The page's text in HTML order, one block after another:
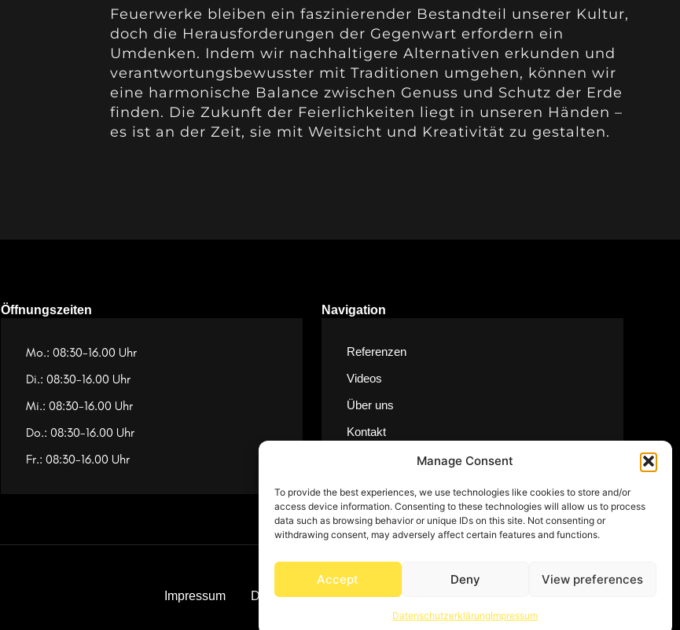
Manage Consent
To provide the best experiences, we use technologies like cookies to store and/or
access device information. Consenting to these technologies will allow us to process
data such as browsing behavior or unique IDs on this site. Not consenting or
withdrawing consent, may adversely affect certain features and functions.
Accept Deny View preferences
DatenschutzerklärungImpressum
Feuerwerke bleiben ein faszinierender Bestandteil unserer Kultur,
doch die Herausforderungen der Gegenwart erfordern ein
Umdenken. Indem wir nachhaltigere Alternativen erkunden und
verantwortungsbewusster mit Traditionen umgehen, können wir
eine harmonische Balance zwischen Genuss und Schutz der Erde
finden. Die Zukunft der Feierlichkeiten liegt in unseren Händen –
es ist an der Zeit, sie mit Weitsicht und Kreativität zu gestalten.
Öffnungszeiten
Mo.: 08:30-16.00 Uhr
Di.: 08:30-16.00 Uhr
Mi.: 08:30-16.00 Uhr
Do.: 08:30-16.00 Uhr
Fr.: 08:30-16.00 Uhr
Navigation
Referenzen
Videos
Über uns
Kontakt
Impressum Datenschutz